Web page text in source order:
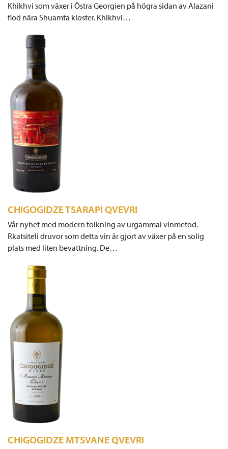
Khikhvi som växer i Östra Georgien på högra sidan av Alazani
flod nära Shuamta kloster. Khikhvi…
CHIGOGIDZE TSARAPI QVEVRI
Vår nyhet med modern tolkning av urgammal vinmetod.
Rkatsiteli druvor som detta vin är gjort av växer på en solig
plats med liten bevattning. De…
CHIGOGIDZE MTSVANE QVEVRI